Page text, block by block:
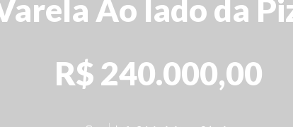
Ao lado da
R$ 240.000,00